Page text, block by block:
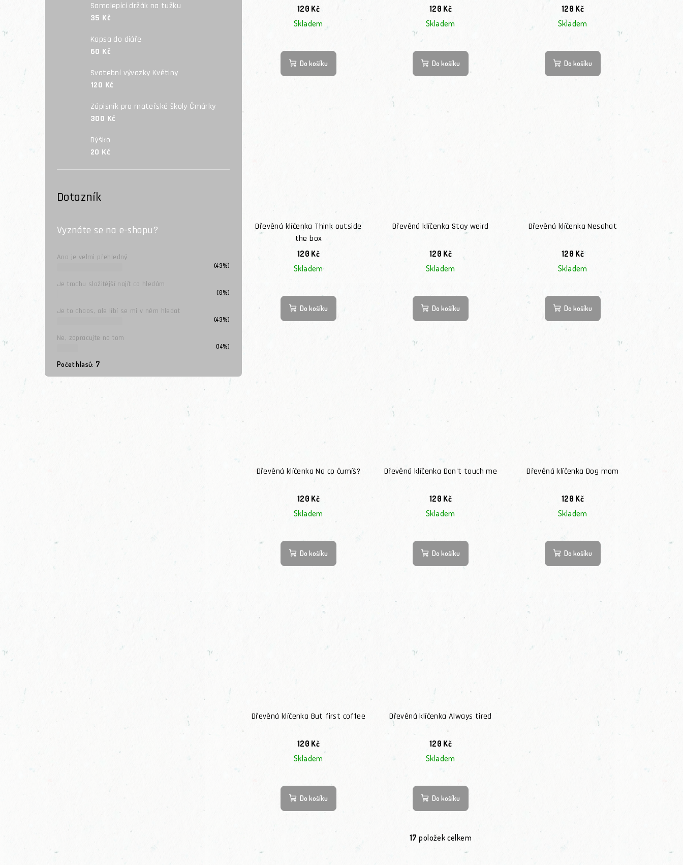
Samolepící držák na tužku
35 Kč
Kapsa do diáře
60 Kč
Svatební vývazky Květiny
120 Kč
Zápisník pro mateřské školy Čmárky
300 Kč
Dýško
20 Kč
Dotazník
Vyznáte se na e-shopu?
Ano je velmi přehledný
(43%)
Je trochu složitější najít co hledám
(0%)
Je to chaos, ale líbí se mi v něm hledat
(43%)
Ne, zapracujte na tom
(14%)
Počet hlasů: 7
120 Kč
Skladem
Do košíku
120 Kč
Skladem
Do košíku
120 Kč
Skladem
Do košíku
Dřevěná klíčenka Think outside
the box
120 Kč
Skladem
Do košíku
Dřevěná klíčenka Stay weird
120 Kč
Skladem
Do košíku
Dřevěná klíčenka Nesahat
120 Kč
Skladem
Do košíku
Dřevěná klíčenka Na co čumíš?
120 Kč
Skladem
Do košíku
Dřevěná klíčenka Don't touch me
120 Kč
Skladem
Do košíku
Dřevěná klíčenka Dog mom
120 Kč
Skladem
Do košíku
Dřevěná klíčenka But first coffee
120 Kč
Skladem
Do košíku
Dřevěná klíčenka Always tired
120 Kč
Skladem
Do košíku
Ovládací prvky výpisu
17 položek celkem